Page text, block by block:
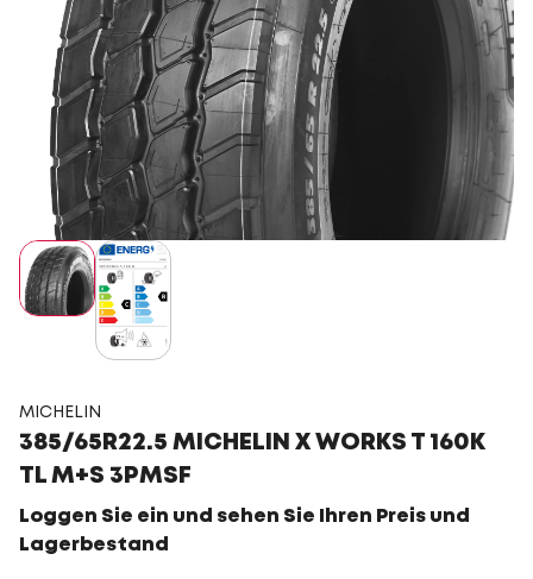
MICHELIN
385/65R22.5 MICHELIN X WORKS T 160K
TL M+S 3PMSF
Loggen Sie ein und sehen Sie Ihren Preis und
Lagerbestand